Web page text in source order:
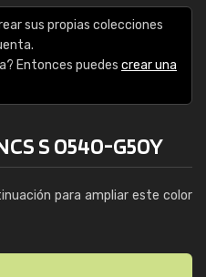
sus propias colecciones
Entonces puedes crear una
S 0540-G50Y
para ampliar este color